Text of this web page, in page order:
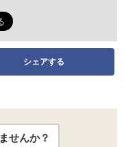
シェアする
せんか？